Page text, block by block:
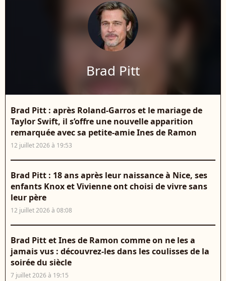
Brad Pitt
Brad Pitt : après Roland-Garros et le mariage de
Taylor Swift, il s’offre une nouvelle apparition
remarquée avec sa petite-amie Ines de Ramon
12 juillet 2026 à 19:53
Brad Pitt : 18 ans après leur naissance à Nice, ses
enfants Knox et Vivienne ont choisi de vivre sans
leur père
12 juillet 2026 à 08:08
Brad Pitt et Ines de Ramon comme on ne les a
jamais vus : découvrez-les dans les coulisses de la
soirée du siècle
7 juillet 2026 à 19:15